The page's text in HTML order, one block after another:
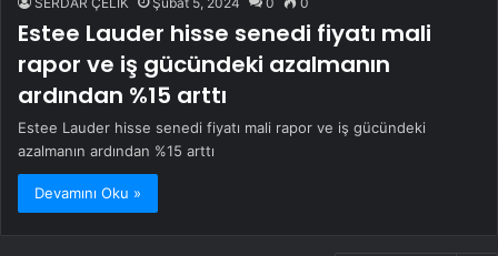
Estee Lauder hisse senedi fiyatı mali
rapor ve iş gücündeki azalmanın
ardından %15 arttı
Estee Lauder hisse senedi fiyatı mali rapor ve iş gücündeki
azalmanın ardından %15 arttı
Devamını Oku »